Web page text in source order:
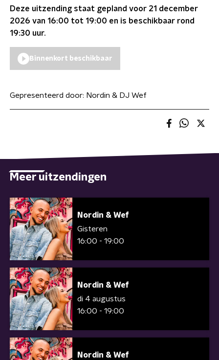
Deze uitzending staat gepland voor 21 december
2026 van 16:00 tot 19:00 en is beschikbaar rond
19:30 uur.
Binnenkort beschikbaar
Gepresenteerd door: Nordin & DJ Wef
Meer uitzendingen
Nordin & Wef
Gisteren
16:00 - 19:00
Nordin & Wef
di 4 augustus
16:00 - 19:00
Nordin & Wef